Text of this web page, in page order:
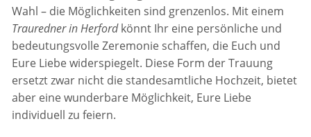
Wahl – die Möglichkeiten sind grenzenlos. Mit einem
Trauredner in Herfordkönnt Ihr eine persönliche und
bedeutungsvolle Zeremonie schaffen, die Euch und
Eure Liebe widerspiegelt. Diese Form der Trauung
ersetzt zwar nicht die standesamtliche Hochzeit, bietet
aber eine wunderbare Möglichkeit, Eure Liebe
individuell zu feiern.